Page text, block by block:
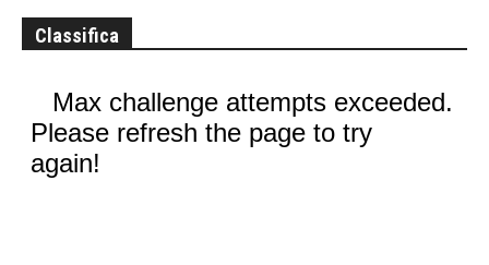
Classifica